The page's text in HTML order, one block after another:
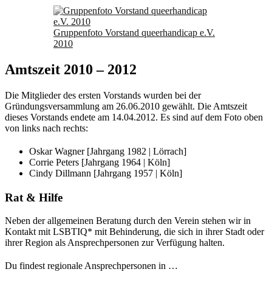
Gruppenfoto Vorstand queerhandicap e.V.
2010
Amtszeit 2010 – 2012
Die Mitglieder des ersten Vorstands wurden bei der
Gründungsversammlung am 26.06.2010 gewählt. Die Amtszeit
dieses Vorstands endete am 14.04.2012. Es sind auf dem Foto oben
von links nach rechts:
Oskar Wagner [Jahrgang 1982 | Lörrach]
Corrie Peters [Jahrgang 1964 | Köln]
Cindy Dillmann [Jahrgang 1957 | Köln]
Rat & Hilfe
Neben der allgemeinen Beratung durch den Verein stehen wir in
Kontakt mit LSBTIQ* mit Behinderung, die sich in ihrer Stadt oder
ihrer Region als Ansprechpersonen zur Verfügung halten.
Du findest regionale Ansprechpersonen in …